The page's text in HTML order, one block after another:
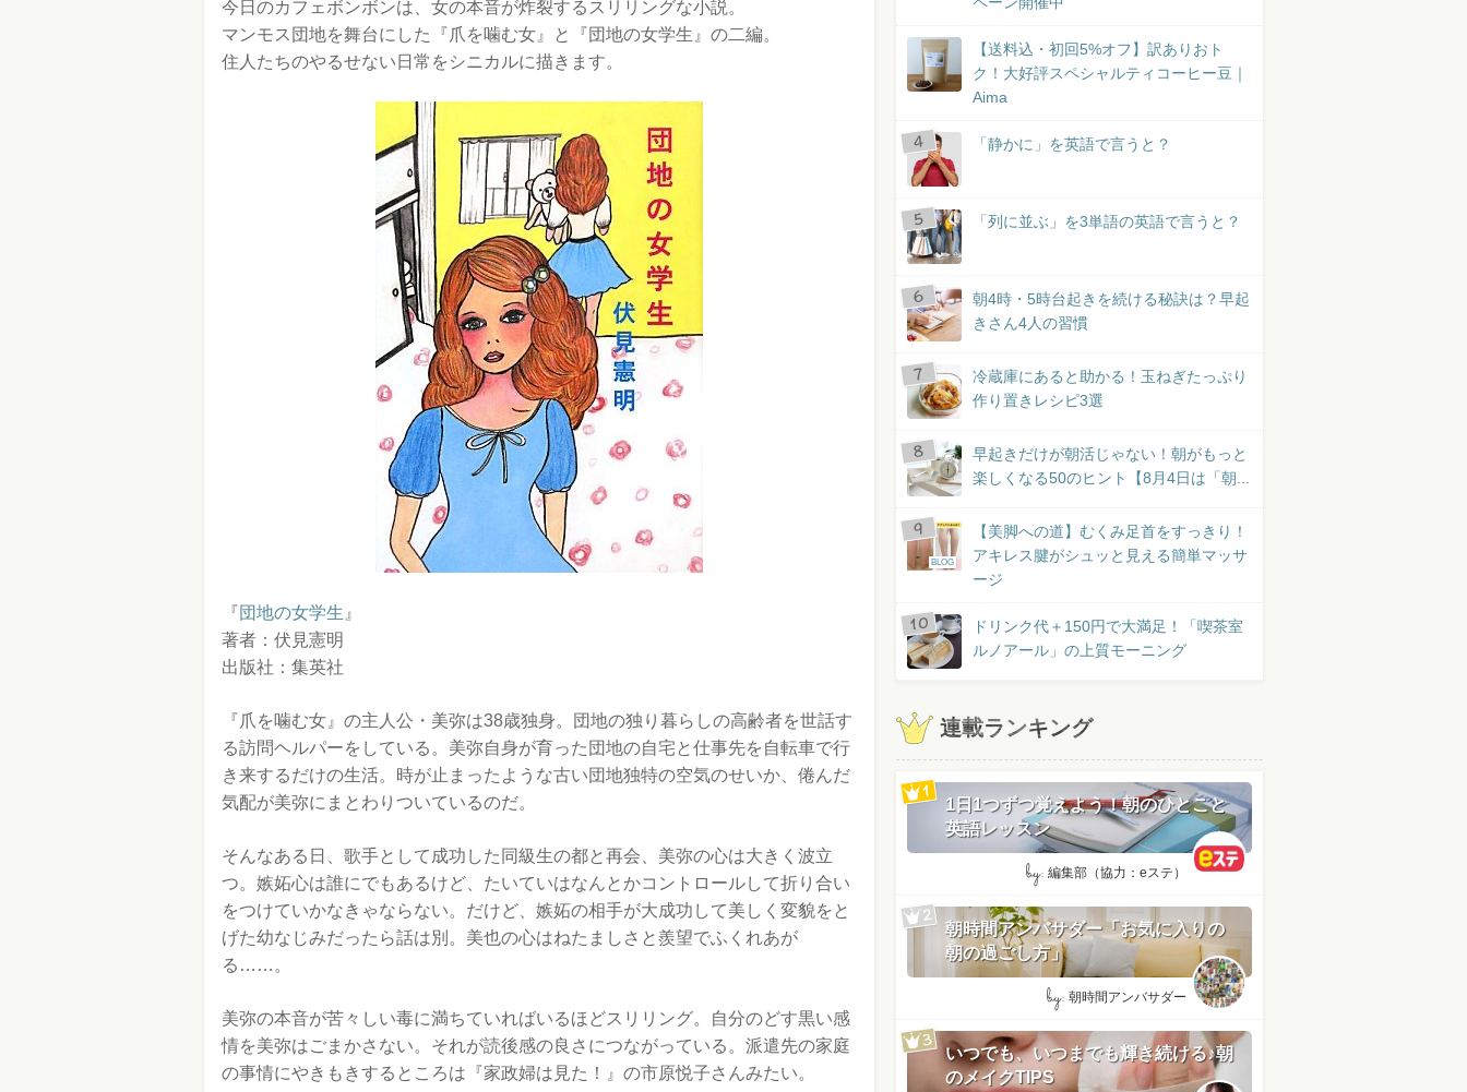
今日のカフェボンボンは、女の本音が炸裂するスリリングな小説。
マンモス団地を舞台にした『爪を噛む女』と『団地の女学生』の二編。
住人たちのやるせない日常をシニカルに描きます。
『団地の女学生 』
著者：伏見憲明
出版社：集英社
『爪を噛む女』の主人公・美弥は38歳独身。団地の独り暮らしの高齢者を世話す
る訪問ヘルパーをしている。美弥自身が育った団地の自宅と仕事先を自転車で行
き来するだけの生活。時が止まったような古い団地独特の空気のせいか、倦んだ
気配が美弥にまとわりついているのだ。
そんなある日、歌手として成功した同級生の都と再会、美弥の心は大きく波立
つ。嫉妬心は誰にでもあるけど、たいていはなんとかコントロールして折り合い
をつけていかなきゃならない。だけど、嫉妬の相手が大成功して美しく変貌をと
げた幼なじみだったら話は別。美也の心はねたましさと羨望でふくれあが
る……。
美弥の本音が苦々しい毒に満ちていればいるほどスリリング。自分のどす黒い感
情を美弥はごまかさない。それが読後感の良さにつながっている。派遣先の家庭
の事情にやきもきするところは『家政婦は見た！』の市原悦子さんみたい。
【送料込・初回5%オフ】訳ありおト
ク！大好評スペシャルティコーヒー豆｜
Aima
「静かに」を英語で言うと？
「列に並ぶ」を3単語の英語で言うと？
朝4時・5時台起きを続ける秘訣は？早起
きさん4人の習慣
冷蔵庫にあると助かる！玉ねぎたっぷり
作り置きレシピ3選
早起きだけが朝活じゃない！朝がもっと
楽しくなる50のヒント【8月4日は「朝...
BLOG
【美脚への道】むくみ足首をすっきり！
アキレス腱がシュッと見える簡単マッサ
ージ
ドリンク代＋150円で大満足！「喫茶室
ルノアール」の上質モーニング
連載ランキング
1日1つずつ覚えよう！朝のひとこと
英語レッスン
by: 編集部（協力：eステ）
朝時間アンバサダー「お気に入りの
朝の過ごし方」
by: 朝時間アンバサダー
いつでも、いつまでも輝き続ける♪朝
のメイクTIPS